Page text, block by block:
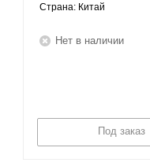
Страна: Китай
Нет в наличии
Под заказ